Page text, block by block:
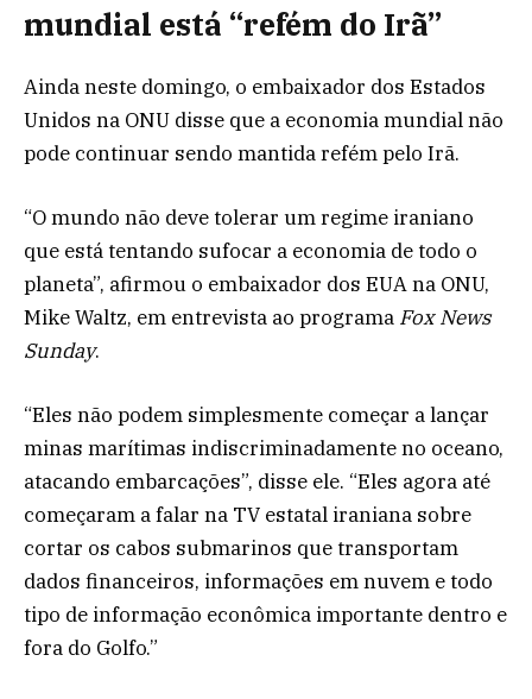
mundial está “refém do Irã”
Ainda neste domingo, o embaixador dos Estados
Unidos na ONU disse que a economia mundial não
pode continuar sendo mantida refém pelo Irã.
“O mundo não deve tolerar um regime iraniano
que está tentando sufocar a economia de todo o
planeta”, afirmou o embaixador dos EUA na ONU,
Mike Waltz, em entrevista ao programa Fox News
Sunday.
“Eles não podem simplesmente começar a lançar
minas marítimas indiscriminadamente no oceano,
atacando embarcações”, disse ele. “Eles agora até
começaram a falar na TV estatal iraniana sobre
cortar os cabos submarinos que transportam
dados financeiros, informações em nuvem e todo
tipo de informação econômica importante dentro e
fora do Golfo.”